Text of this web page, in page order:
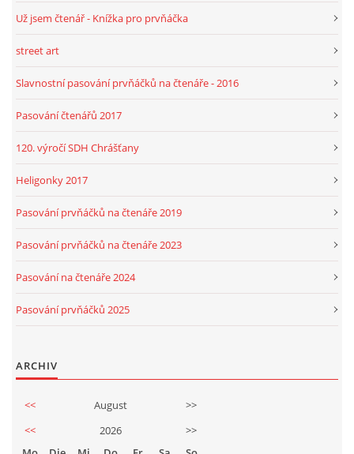
Už jsem čtenář - Knížka pro prvňáčka
street art
Slavnostní pasování prvňáčků na čtenáře - 2016
Pasování čtenářů 2017
120. výročí SDH Chrášťany
Heligonky 2017
Pasování prvňáčků na čtenáře 2019
Pasování prvňáčků na čtenáře 2023
Pasování na čtenáře 2024
Pasování prvňáčků 2025
ARCHIV
<< August
>>
<<
2026
>>